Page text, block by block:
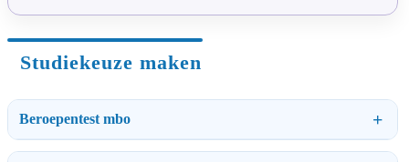
Studiekeuze maken
Beroepentest mbo